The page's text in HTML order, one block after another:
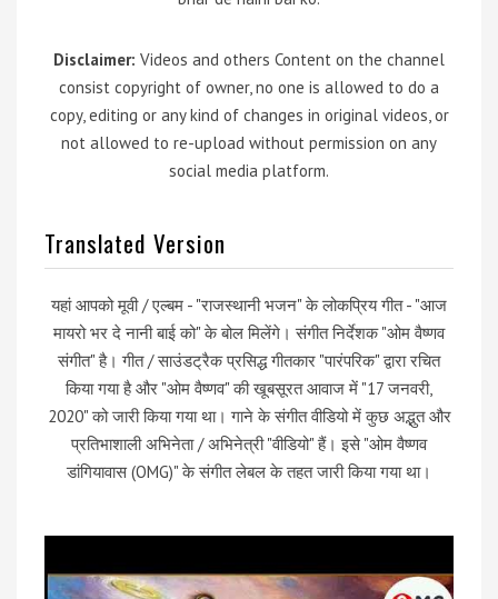
Disclaimer: Videos and others Content on the channel
consist copyright of owner, no one is allowed to do a
copy, editing or any kind of changes in original videos, or
not allowed to re-upload without permission on any
social media platform.
Translated Version
यहां आपको मूवी / एल्बम - "राजस्थानी भजन" के लोकप्रिय गीत - "आज
मायरो भर दे नानी बाई को" के बोल मिलेंगे। संगीत निर्देशक "ओम वैष्णव
संगीत" है। गीत / साउंडट्रैक प्रसिद्ध गीतकार "पारंपरिक" द्वारा रचित
किया गया है और "ओम वैष्णव" की खूबसूरत आवाज में "17 जनवरी,
2020" को जारी किया गया था। गाने के संगीत वीडियो में कुछ अद्भुत और
प्रतिभाशाली अभिनेता / अभिनेत्री "वीडियो" हैं। इसे "ओम वैष्णव
डांगियावास (OMG)" के संगीत लेबल के तहत जारी किया गया था।